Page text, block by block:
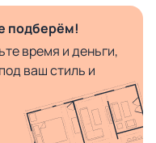
подберём!
время и деньги,
ваш стиль и